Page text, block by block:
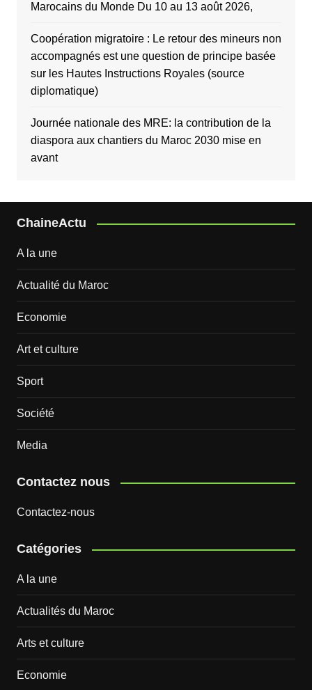
Marocains du Monde Du 10 au 13 août 2026,
Coopération migratoire : Le retour des mineurs non
accompagnés est une question de principe basée
sur les Hautes Instructions Royales (source
diplomatique)
Journée nationale des MRE: la contribution de la
diaspora aux chantiers du Maroc 2030 mise en
avant
ChaineActu
A la une
Actualité du Maroc
Economie
Art et culture
Sport
Société
Media
Contactez nous
Contactez-nous
Catégories
A la une
Actualités du Maroc
Arts et culture
Economie